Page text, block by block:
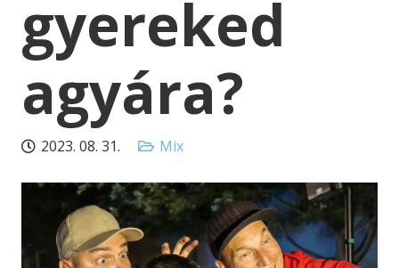
gyereked
agyára?
2023. 08. 31. Mix